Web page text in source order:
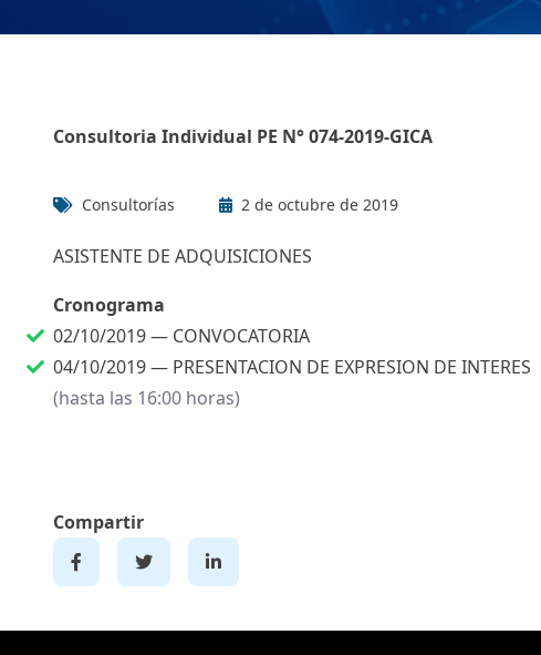
Consultoria Individual PE N° 074-2019-GICA
Consultorías 2 de octubre de 2019
ASISTENTE DE ADQUISICIONES
Cronograma
02/10/2019 — CONVOCATORIA
04/10/2019 — PRESENTACION DE EXPRESION DE INTERES
(hasta las 16:00 horas)
Compartir